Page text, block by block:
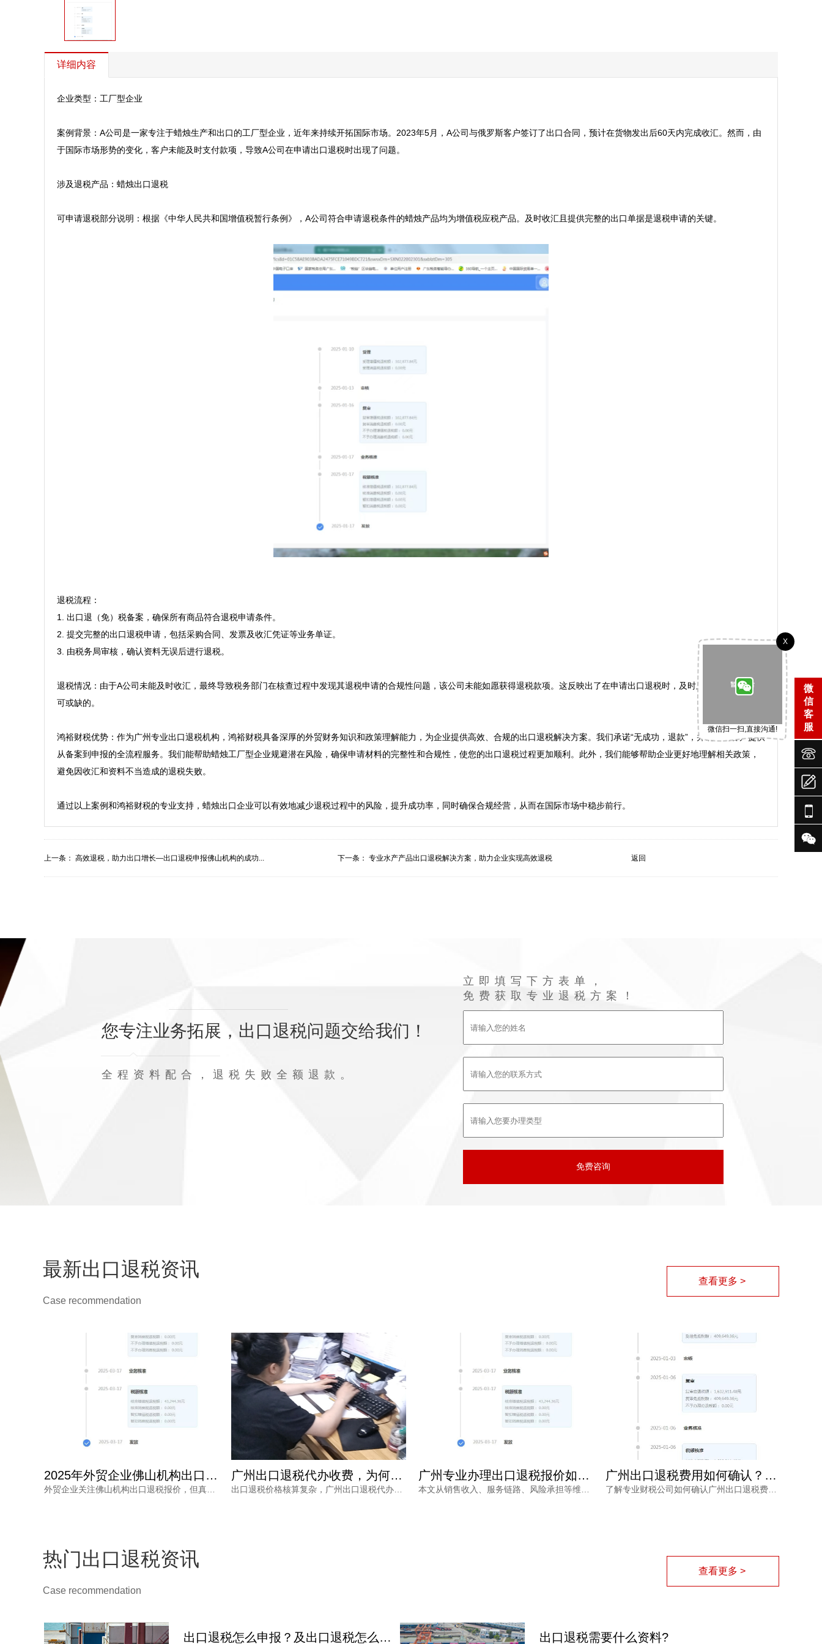
详细内容
企业类型：工厂型企业
案例背景：A公司是一家专注于蜡烛生产和出口的工厂型企业，近年来持续开拓国际市场。2023年5月，A公司与俄罗斯客户签订了出口合同，预计在货物发出后60天内完成收汇。然而，由
于国际市场形势的变化，客户未能及时支付款项，导致A公司在申请出口退税时出现了问题。
涉及退税产品：蜡烛出口退税
可申请退税部分说明：根据《中华人民共和国增值税暂行条例》，A公司符合申请退税条件的蜡烛产品均为增值税应税产品。及时收汇且提供完整的出口单据是退税申请的关键。
退税流程：
1. 出口退（免）税备案，确保所有商品符合退税申请条件。
2. 提交完整的出口退税申请，包括采购合同、发票及收汇凭证等业务单证。
3. 由税务局审核，确认资料无误后进行退税。
退税情况：由于A公司未能及时收汇，最终导致税务部门在核查过程中发现其退税申请的合规性问题，该公司未能如愿获得退税款项。这反映出了在申请出口退税时，及时且规范的收汇是不
可或缺的。
鸿裕财税优势：作为广州专业出口退税机构，鸿裕财税具备深厚的外贸财务知识和政策理解能力，为企业提供高效、合规的出口退税解决方案。我们承诺“无成功，退款”，并确保为客户提供
从备案到申报的全流程服务。我们能帮助蜡烛工厂型企业规避潜在风险，确保申请材料的完整性和合规性，使您的出口退税过程更加顺利。此外，我们能够帮助企业更好地理解相关政策，
避免因收汇和资料不当造成的退税失败。
通过以上案例和鸿裕财税的专业支持，蜡烛出口企业可以有效地减少退税过程中的风险，提升成功率，同时确保合规经营，从而在国际市场中稳步前行。
上一条： 高效退税，助力出口增长—出口退税申报佛山机构的成功... 下一条： 专业水产产品出口退税解决方案，助力企业实现高效退税 返回
您专注业务拓展，出口退税问题交给我们！
全程资料配合，退税失败全额退款。
立即填写下方表单，
免费获取专业退税方案！
最新出口退税资讯
Case recommendation
查看更多 >
广州出口退税代办收费，为何从几千到上万不等？一文读懂 广州专业办理出口退税报价如何确定？看完不再被低价套路 广州出口退税费用如何确认？专业财税公司根据什么定价？ 广州出口退税费用多少才合理？别让隐形收费拖垮你的利润
热门出口退税资讯
Case recommendation
查看更多 >
出口退税怎么申报？及出口退税怎么进行填写增值税申报表? 出口退税需要什么资料?
微
信
客
服
X
微信扫一扫,直接沟通!




